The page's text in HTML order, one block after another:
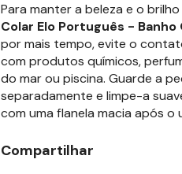
Para manter a beleza e o
Colar Elo Português - Banho
por mais tempo, evite o
com produtos químicos,
do mar ou piscina. Guarde a
separadamente e limpe-a
com uma flanela macia após o
Compartilhar